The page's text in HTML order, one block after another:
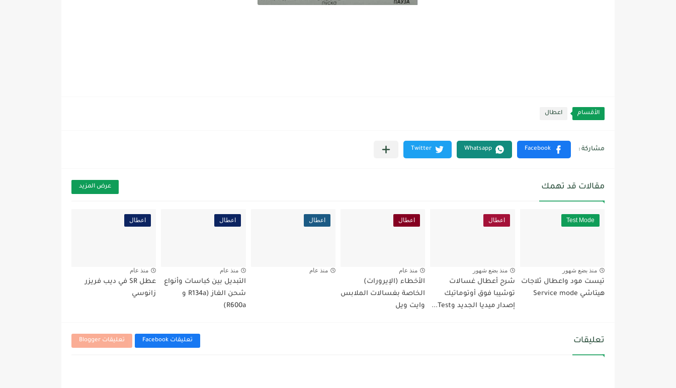
الأقسام اعطال
مقالات قد تهمك عرض المزيد
Test Mode
منذ بضع شهور
تيست مود واعطال ثلاجات
هيتاشي Service mode
اعطال
منذ بضع شهور
شرح أعطال غسالات
توشيبا فوق أوتوماتيك
إصدار ميديا الجديد وTest...
اعطال
منذ عام
الأخطاء (الإيرورات)
الخاصة بغسالات الملابس
وايت ويل
اعطال
منذ عام
اعطال
منذ عام
التبديل بين كباسات وأنواع
شحن الغاز (R134a و
R600a)
اعطال
منذ عام
عطل SR في ديب فريزر
زانوسي
تعليقات تعليقات Facebook تعليقات Blogger